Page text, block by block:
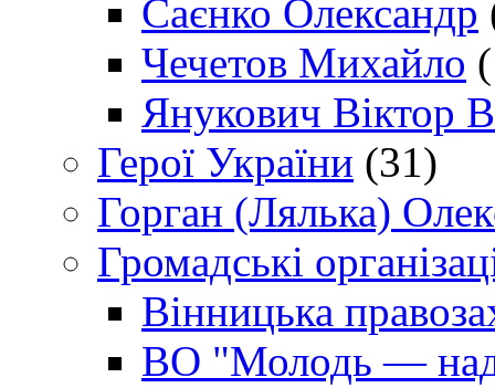
Саєнко Олександр
Чечетов Михайло
Янукович Віктор
Герої України (31)
Горган (Лялька)
Громадські
Вінницька
ВО "Молодь —